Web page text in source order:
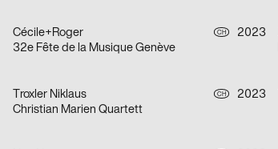
Cécile+Roger CH
2023
32e Fête de la Musique Genève
Troxler Niklaus CH
2023
Christian Marien Quartett